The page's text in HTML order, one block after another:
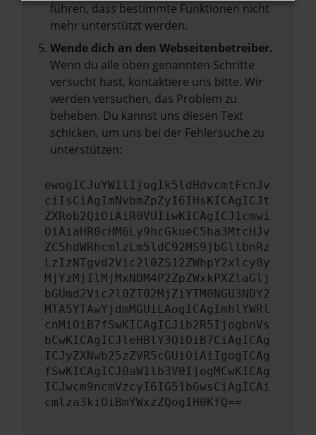
führen, dass bestimmte Funktionen nicht
mehr unterstützt werden.
Wende dich an den Webseitenbetreiber.
Wenn du alle oben genannten Schritte
versucht hast, kontaktiere uns bitte. Wir
werden versuchen, das Problem zu
beheben. Du kannst uns diesen Text
schicken, um uns bei der Fehlersuche zu
unterstützen:
ewogICJuYW1lIjogIk5ldHdvcmtFcnJv
ciIsCiAgImNvbmZpZyI6IHsKICAgICJt
ZXRob2QiOiAiR0VUIiwKICAgICJ1cmwi
OiAiaHR0cHM6Ly9hcGkueC5ha3MtcHJv
ZC5hdWRhcmlzLm5ldC92MS9jbGllbnRz
LzIzNTgvd2Vic2l0ZS12ZWhpY2xlcy8y
MjYzMjIlMjMxNDM4P2ZpZWxkPXZlaGlj
bGUmd2Vic2l0ZT02MjZiYTM0NGU3NDY2
MTA5YTAwYjdmMGUiLAogICAgImhlYWRl
cnMiOiB7fSwKICAgICJib2R5IjogbnVs
bCwKICAgICJleHBlY3QiOiB7CiAgICAg
ICJyZXNwb25zZVR5cGUiOiAiIgogICAg
fSwKICAgICJ0aW1lb3V0IjogMCwKICAg
ICJwcm9ncmVzcyI6IG51bGwsCiAgICAi
cmlza3kiOiBmYWxzZQogIH0KfQ==